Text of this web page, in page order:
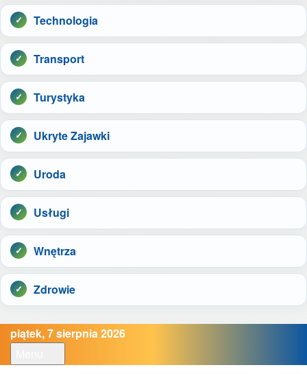
Technologia
Transport
Turystyka
Ukryte Zajawki
Uroda
Usługi
Wnętrza
Zdrowie
piątek, 7 sierpnia 2026